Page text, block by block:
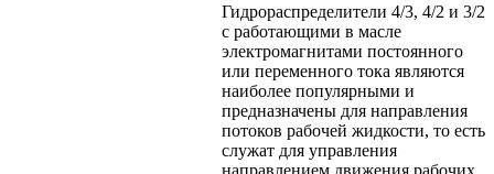
Гидрораспределители 4/3, 4/2 и 3/2
с работающими в масле
электромагнитами постоянного
или переменного тока являются
наиболее популярными и
предназначены для направления
потоков рабочей жидкости, то есть
служат для управления
направлением движения рабочих